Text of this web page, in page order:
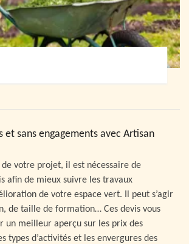
et sans engagements avec Artisan
de votre projet, il est nécessaire de
afin de mieux suivre les travaux
de votre espace vert. Il peut s’agir
de taille de formation… Ces devis vous
un meilleur aperçu sur les prix des
types d’activités et les envergures des